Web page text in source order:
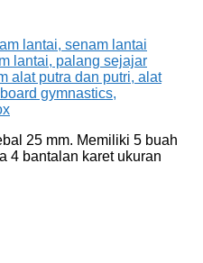
25 mm. Memiliki 5 buah
4 bantalan karet ukuran